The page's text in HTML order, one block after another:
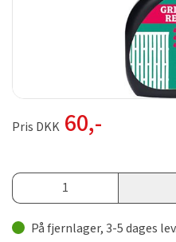
Pris DKK 60,-
På fjernlager, 3-5 dages lev.